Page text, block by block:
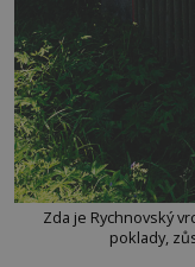
Zda je Rychnovský
poklady,